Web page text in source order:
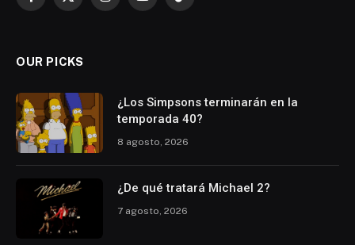
Facebook
X
InstagramYouTubeTikTok
OUR PICKS
¿Los Simpsons terminarán en la
temporada 40?
8 agosto, 2026
¿De qué tratará Michael 2?
7 agosto, 2026